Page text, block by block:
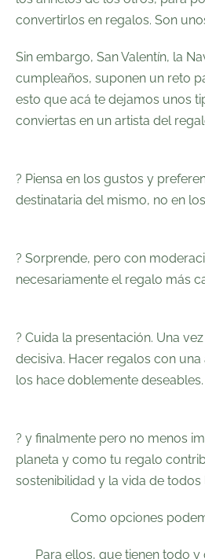
convertirlos en regalos. Son
Sin embargo, San Valentín, la
cumpleaños, suponen un reto
esto que acá te dejamos unos
conviertas en un artista del
? Piensa en los gustos y
destinataria del mismo, no en
? Sorprende, pero con
necesariamente el regalo más
? Cuida la presentación. Una
decisiva. Hacer regalos con
los hace doblemente deseables.
? y finalmente pero no menos
planeta y como tu regalo
sostenibilidad y la vida de todos
Como opciones
Para ellos, que tienen todo